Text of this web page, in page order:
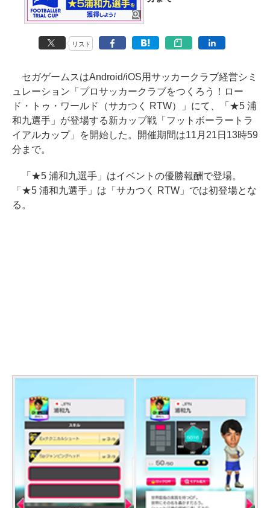
リスト
セガゲームスはAndroid/iOS用サッカークラブ経営シミ
ュレーション「プロサッカークラブをつくろう！ロー
ド・トゥ・ワールド（サカつく RTW）」にて、「★5 浦
和九選手」が登場する新カップ戦「フットボーラートラ
イアルカップ」を開始した。開催期間は11月21日13時59
分まで。
「★5 浦和九選手」はイベントの優勝報酬で登場。
「★5 浦和九選手」は「サカつく RTW」では初登場とな
る。